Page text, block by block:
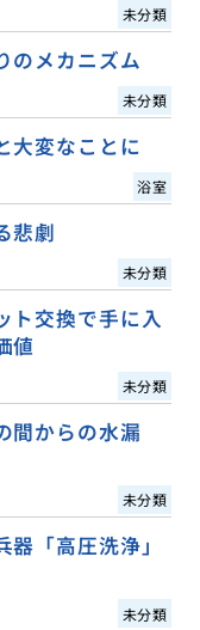
未分類
のメカニズム
未分類
大変なことに
浴室
悲劇
未分類
ト交換で手に入
値
未分類
間からの水漏
未分類
「高圧洗浄」
未分類